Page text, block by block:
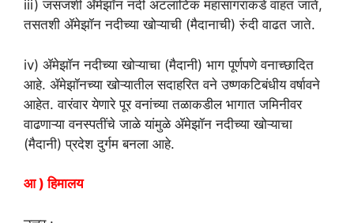
iii) जसजशी ॲमेझॉन नदी अटलांटिक महासागराकडे वाहत जाते,
तसतशी ॲमेझॉन नदीच्या खोऱ्याची (मैदानाची) रुंदी वाढत जाते.
iv) ॲमेझॉन नदीच्या खोऱ्याचा (मैदानी) भाग पूर्णपणे वनाच्छादित
आहे. ॲमेझॉनच्या खोऱ्यातील सदाहरित वने उष्णकटिबंधीय वर्षावने
आहेत. वारंवार येणारे पूर वनांच्या तळाकडील भागात जमिनीवर
वाढणाऱ्या वनस्पतींचे जाळे यांमुळे ॲमेझॉन नदीच्या खोऱ्याचा
(मैदानी) प्रदेश दुर्गम बनला आहे.
आ ) हिमालय